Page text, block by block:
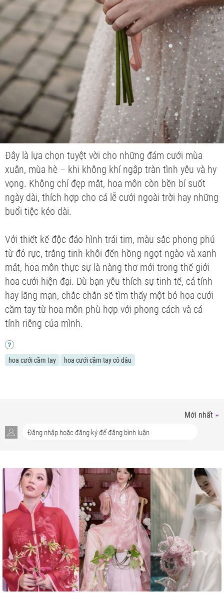
Đây là lựa chọn tuyệt vời cho những đám cưới mùa
xuân, mùa hè – khi không khí ngập tràn tình yêu và hy
vọng. Không chỉ đẹp mắt, hoa môn còn bền bỉ suốt
ngày dài, thích hợp cho cả lễ cưới ngoài trời hay những
buổi tiệc kéo dài.
Với thiết kế độc đáo hình trái tim, màu sắc phong phú
từ đỏ rực, trắng tinh khôi đến hồng ngọt ngào và xanh
mát, hoa môn thực sự là nàng thơ mới trong thế giới
hoa cưới hiện đại. Dù bạn yêu thích sự tinh tế, cá tính
hay lãng mạn, chắc chắn sẽ tìm thấy một bó hoa cưới
cầm tay từ hoa môn phù hợp với phong cách và cá
tính riêng của mình.
hoa cưới cầm tay hoa cưới cầm tay cô dâu
Mới nhất